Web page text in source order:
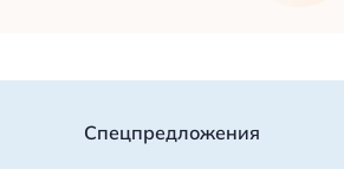
Спецпредложения